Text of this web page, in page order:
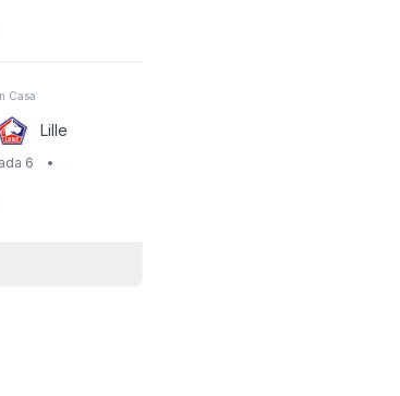
Casa
Lille
6
•